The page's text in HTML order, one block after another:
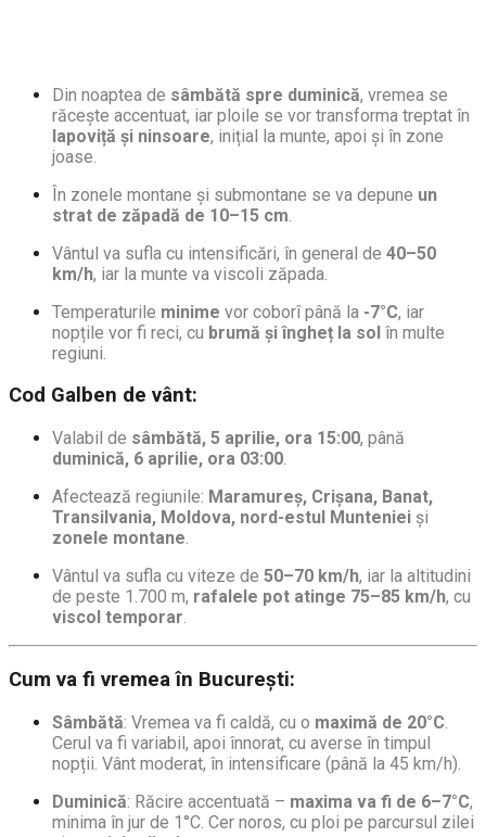
Din noaptea de sâmbătă spre duminică, vremea se
răcește accentuat, iar ploile se vor transforma treptat în
lapoviță și ninsoare, inițial la munte, apoi și în zone
joase.
În zonele montane și submontane se va depune un
strat de zăpadă de 10–15 cm
Vântul va sufla cu intensificări, în general de 40–50
km/h, iar la munte va viscoli zăpada.
Temperaturile minime vor coborî până la -7°C, iar
nopțile vor fi reci, cu brumă și îngheț la sol în multe
regiuni.
Cod Galben de vânt:
Valabil de sâmbătă, 5 aprilie, ora 15:00, până
duminică, 6 aprilie, ora 03:00.
Afectează regiunile: Maramureș, Crișana, Banat,
Transilvania, Moldova, nord-estul Munteniei și
zonele montane.
Vântul va sufla cu viteze de 50–70 km/h, iar la altitudini
de peste 1.700 m, rafalele pot atinge 75–85 km/h, cu
viscol temporar.
Cum va fi vremea în București:
Sâmbătă: Vremea va fi caldă, cu o maximă de 20°C
Cerul va fi variabil, apoi înnorat, cu averse în timpul
nopții. Vânt moderat, în intensificare (până la 45 km/h).
Duminică: Răcire accentuată – maxima va fi de 6–7°C,
minima în jur de 1°C. Cer noros, cu ploi pe parcursul zilei